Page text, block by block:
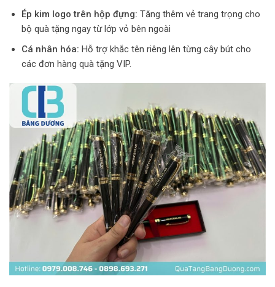
Ép kim logo trên hộp đựng: Tăng thêm vẻ trang trọng cho
bộ quà tặng ngay từ lớp vỏ bên ngoài
Cá nhân hóa: Hỗ trợ khắc tên riêng lên từng cây bút cho
các đơn hàng quà tặng VIP.